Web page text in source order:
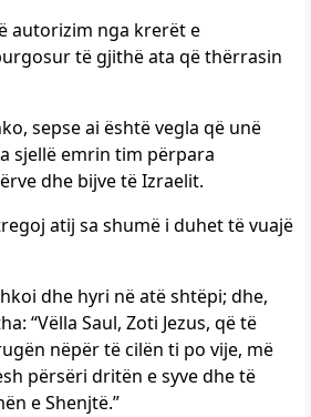
autorizim nga krerët e
të gjithë ata që thërrasin
sepse ai është vegla që unë
sjellë emrin tim përpara
dhe bijve të Izraelit.
atij sa shumë i duhet të vuajë
dhe hyri në atë shtëpi; dhe,
“Vëlla Saul, Zoti Jezus, që të
nëpër të cilën ti po vije, më
përsëri dritën e syve dhe të
e Shenjtë.”